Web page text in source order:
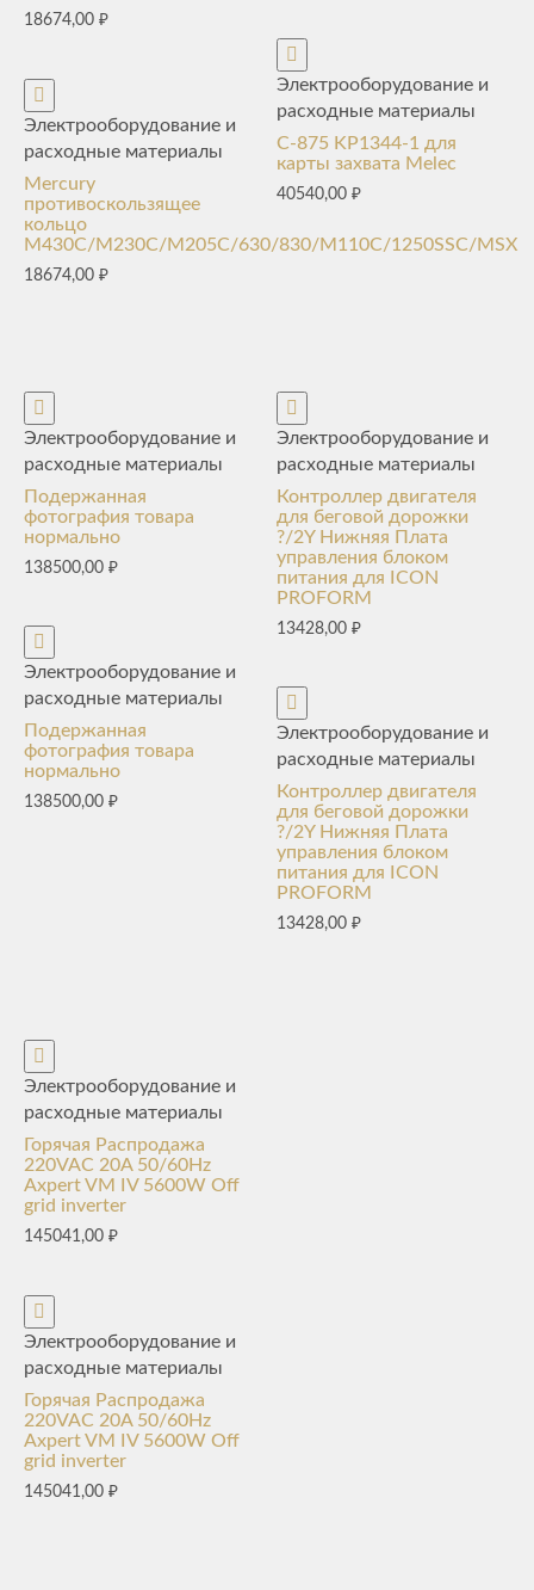
18674,00 ₽
Электрооборудование и
расходные материалы
Mercury
противоскользящее
кольцо
M430C/M230C/M205C/630/830/M110C/1250SSC/MSX
18674,00 ₽
Электрооборудование и
расходные материалы
C-875 KP1344-1 для
карты захвата Melec
40540,00₽
Электрооборудование и
расходные материалы
Подержанная
фотография товара
нормально
138500,00 ₽
Электрооборудование и
расходные материалы
Подержанная
фотография товара
нормально
138500,00 ₽
Электрооборудование и
расходные материалы
Контроллер двигателя
для беговой дорожки
?/2Y Нижняя Плата
управления блоком
питания для ICON
PROFORM
13428,00₽
Электрооборудование и
расходные материалы
Контроллер двигателя
для беговой дорожки
?/2Y Нижняя Плата
управления блоком
питания для ICON
PROFORM
13428,00₽
Электрооборудование и
расходные материалы
Горячая Распродажа
220VAC 20A 50/60Hz
Axpert VM IV 5600W Off
grid inverter
145041,00 ₽
Электрооборудование и
расходные материалы
Горячая Распродажа
220VAC 20A 50/60Hz
Axpert VM IV 5600W Off
grid inverter
145041,00 ₽